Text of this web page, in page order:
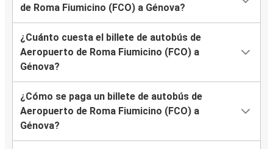
de Roma Fiumicino (FCO) a Génova?
¿Cuánto cuesta el billete de autobús de
Aeropuerto de Roma Fiumicino (FCO) a
Génova?
¿Cómo se paga un billete de autobús de
Aeropuerto de Roma Fiumicino (FCO) a
Génova?